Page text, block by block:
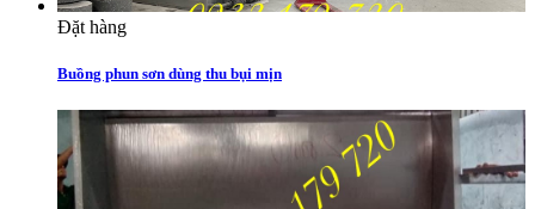
Đặt hàng
Buồng phun sơn dùng thu bụi mịn